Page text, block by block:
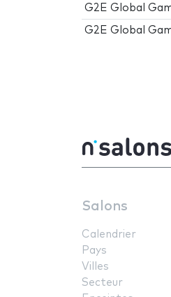
G2E Global
G2E Global
Salons
Calendrier
Pays
Villes
Secteur